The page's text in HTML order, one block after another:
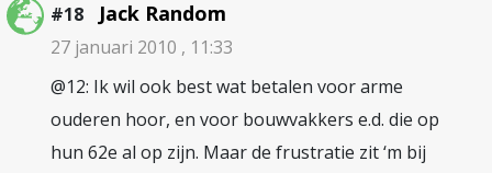
#18 Jack Random
27 januari 2010 , 11:33
@12: Ik wil ook best wat betalen voor arme
ouderen hoor, en voor bouwvakkers e.d. die op
hun 62e al op zijn. Maar de frustratie zit ‘m bij